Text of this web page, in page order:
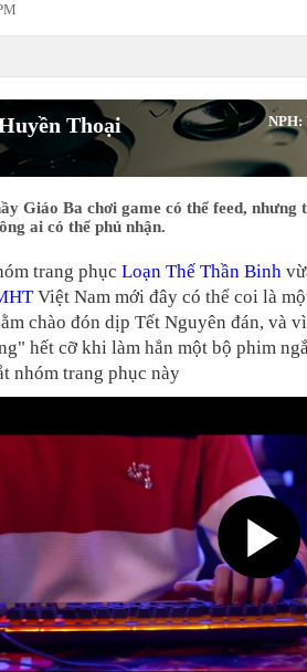
Thoại NPH:
Giáo Ba chơi game có thể feed,
ai có thể phủ nhận.
trang phục Loạn Thế Thần Binh
Việt Nam mới đây có thể coi là
chào đón dịp Tết Nguyên đán, và
hết cỡ khi làm hẳn một bộ phim
nhóm trang phục này